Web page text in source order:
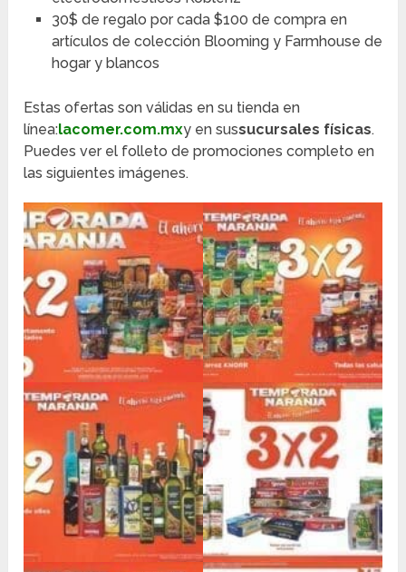
30$ de regalo por cada $100 de compra en
artículos de colección Blooming y Farmhouse de
hogar y blancos
Estas ofertas son válidas en su tienda en
línea:lacomer.com.mxy en sussucursales físicas.
Puedes ver el folleto de promociones completo en
las siguientes imágenes.